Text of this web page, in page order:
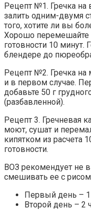
Рецепт №1. Гречка на
залить одним-двумя
того, хотите ли вы
Хорошо перемешайте
готовности 10
блендере до
Рецепт №2. Гречка на
и в первом случае.
добавьте 50 г
(разбавленной).
Рецепт 3. Гречневая
моют, сушат и
кипятком из расчета
готовности.
ВОЗ рекомендует не
смешивать ее с
Первый день – 1
Второй день – 2